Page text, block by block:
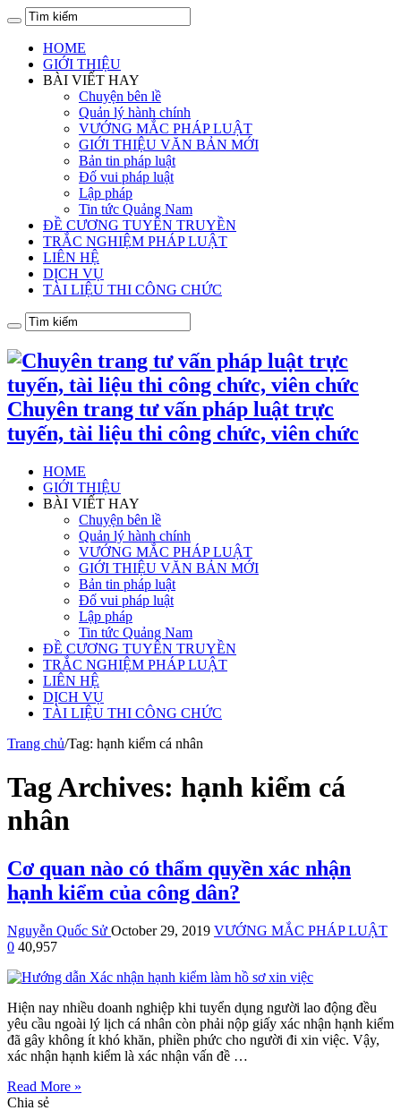
HOME
GIỚI THIỆU
BÀI VIẾT HAY
Chuyện bên lề
Quản lý hành chính
VƯỚNG MẮC PHÁP LUẬT
GIỚI THIỆU VĂN BẢN MỚI
Bản tin pháp luật
Đố vui pháp luật
Lập pháp
Tin tức Quảng Nam
ĐỀ CƯƠNG TUYÊN TRUYỀN
TRẮC NGHIỆM PHÁP LUẬT
LIÊN HỆ
DỊCH VỤ
TÀI LIỆU THI CÔNG CHỨC
Chuyên trang tư vấn pháp luật trực
tuyến, tài liệu thi công chức, viên chức
HOME
GIỚI THIỆU
BÀI VIẾT HAY
Chuyện bên lề
Quản lý hành chính
VƯỚNG MẮC PHÁP LUẬT
GIỚI THIỆU VĂN BẢN MỚI
Bản tin pháp luật
Đố vui pháp luật
Lập pháp
Tin tức Quảng Nam
ĐỀ CƯƠNG TUYÊN TRUYỀN
TRẮC NGHIỆM PHÁP LUẬT
LIÊN HỆ
DỊCH VỤ
TÀI LIỆU THI CÔNG CHỨC
Trang chủ/Tag: hạnh kiểm cá nhân
Tag Archives: hạnh kiểm cá
nhân
Cơ quan nào có thẩm quyền xác nhận
hạnh kiểm của công dân?
Nguyễn Quốc Sử October 29, 2019 VƯỚNG MẮC PHÁP LUẬT
0 40,957
Hiện nay nhiều doanh nghiệp khi tuyển dụng người lao động đều
yêu cầu ngoài lý lịch cá nhân còn phải nộp giấy xác nhận hạnh kiểm
đã gây không ít khó khăn, phiền phức cho người đi xin việc. Vậy,
xác nhận hạnh kiểm là xác nhận vấn đề …
Read More »
Chia sẻ